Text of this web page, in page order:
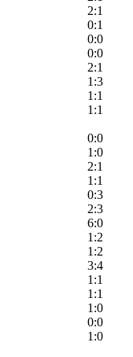
2:1
0:1
0:0
0:0
2:1
1:3
1:1
1:1
0:0
1:0
2:1
1:1
0:3
2:3
6:0
1:2
1:2
3:4
1:1
1:1
1:0
0:0
1:0